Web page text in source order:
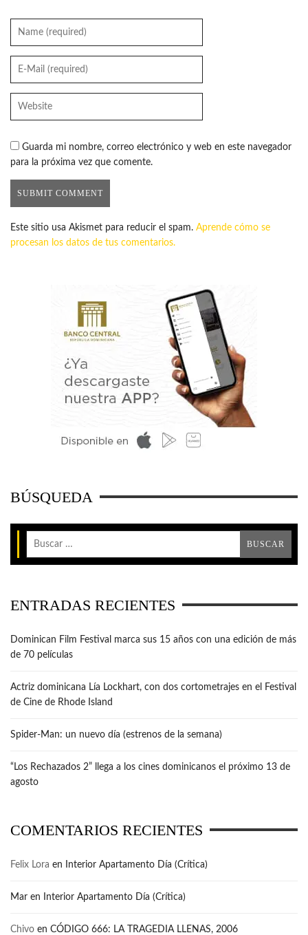
Guarda mi nombre, correo electrónico y web en este navegador
para la próxima vez que comente.
Este sitio usa Akismet para reducir el spam. Aprende cómo se
procesan los datos de tus comentarios.
BÚSQUEDA
ENTRADAS RECIENTES
Dominican Film Festival marca sus 15 años con una edición de más
de 70 películas
Actriz dominicana Lía Lockhart, con dos cortometrajes en el Festival
de Cine de Rhode Island
Spider-Man: un nuevo día (estrenos de la semana)
“Los Rechazados 2” llega a los cines dominicanos el próximo 13 de
agosto
COMENTARIOS RECIENTES
Felix Lora en Interior Apartamento Día (Crítica)
Mar en Interior Apartamento Día (Crítica)
Chivo en CÓDIGO 666: LA TRAGEDIA LLENAS, 2006